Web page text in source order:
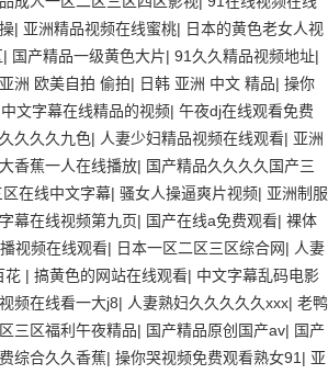
| 亚洲精品视频在线蜜桃| 日本的黄色老女人视
| 国产精品一级黄色大片| 91久久精品视频地址|
亚洲 欧美自拍 偷拍| 日韩 亚洲 中文 精品| 操你
中文字幕在线精品的视频| 午夜dj在线观看免费
久久久九色| 人妻少妇精品视频在线观看| 亚洲
大香蕉一人在线播放| 国产精品久久久久国产三
在线中文字幕| 骚女人操逼爽片视频| 亚洲制服
幕在线视频第九页| 国产在线a免费观看| 裸体
视频在线观看| 日本一区二区三区综合网| 人妻
花 | 搞黄色的网站在线观看| 中文字幕乱码电影
频在线看一大j8| 人妻熟妇久久久久久xxx| 老鸭
三区福利午夜精品| 国产精品原创国产av| 国产
综合久久香蕉| 操你哭视频免费观看熟女91 | 亚